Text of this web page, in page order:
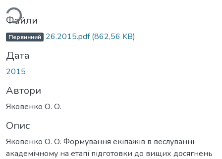
Файли
Первинний 26.2015.pdf(862,56 KB)
Дата
2015
Автори
Яковенко О. О.
Опис
Яковенко О. О. Формування екіпажів в веслуванні
академічному на етапі підготовки до вищих досягнень